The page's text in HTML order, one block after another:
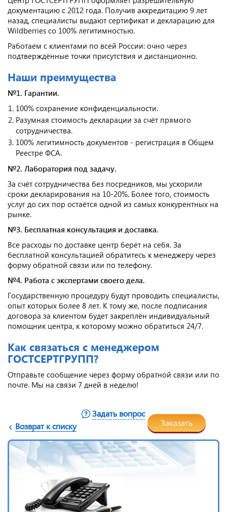
документацию с 2012 года. Получив аккредитацию 9 лет
назад, специалисты выдают сертификат и декларацию для
Wildberries со 100% легитимностью.
Работаем с клиентами по всей России: очно через
подтверждённые точки присутствия и дистанционно.
Наши преимущества
№1. Гарантии.
100% сохранение конфиденциальности.
Разумная стоимость декларации за счёт прямого
сотрудничества.
100% легитимность документов - регистрация в Общем
Реестре ФСА.
№2. Лаборатория под задачу.
За счёт сотрудничества без посредников, мы ускорили
сроки декларирования на 10-20%. Более того, стоимость
услуг до сих пор остаётся одной из самых конкурентных на
рынке.
№3. Бесплатная консультация и доставка.
Все расходы по доставке центр берёт на себя. За
бесплатной консультацией обратитесь к менеджеру через
форму обратной связи или по телефону.
№4. Работа с экспертами своего дела.
Государственную процедуру будут проводить специалисты,
опыт которых более 8 лет. К тому же, после подписания
договора за клиентом будет закреплён индивидуальный
помощник центра, к которому можно обратиться 24/7.
Как связаться с менеджером
ГОСТСЕРТГРУПП?
Отправьте сообщение через форму обратной связи или по
почте. Мы на связи 7 дней в неделю!
Возврат к списку
Задать вопрос
Заказать